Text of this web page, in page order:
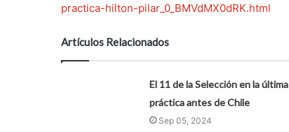
practica-hilton-pilar_0_BMVdMX0dRK.html
Artículos Relacionados
El 11 de la Selección en la última
práctica antes de Chile
Sep 05, 2024